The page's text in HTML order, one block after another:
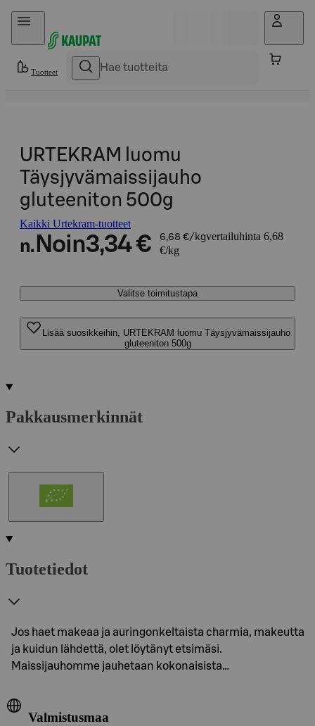
Hyppää sisältöön
Tuotteet
URTEKRAM luomu
Täysjyvämaissijauho
gluteeniton 500g
Kaikki Urtekram-tuotteet
n. Noin3,34 € 6,68 €/kgvertailuhinta 6,68
€/kg
Valitse toimitustapa
Lisää suosikkeihin, URTEKRAM luomu Täysjyvämaissijauho
gluteeniton 500g
Pakkausmerkinnät
Tuotetiedot
Jos haet makeaa ja auringonkeltaista charmia, makeutta
ja kuidun lähdettä, olet löytänyt etsimäsi.
Maissijauhomme jauhetaan kokonaisista…
Valmistusmaa